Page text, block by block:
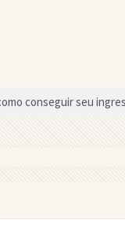
conseguir seu